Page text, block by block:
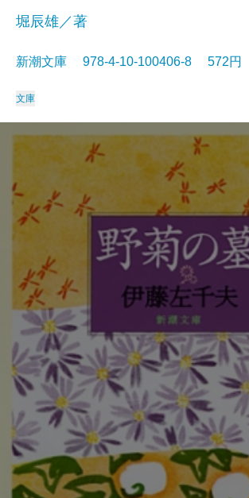
堀辰雄／著
新潮文庫 978-4-10-100406-8 572円
文庫